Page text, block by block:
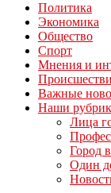
Политика
Экономика
Общество
Спорт
Мнения и
Важные
Наши
Лица
Город
Один